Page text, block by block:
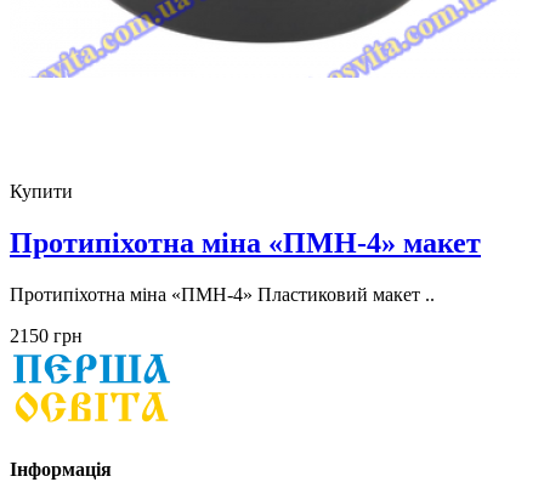
Купити
Протипіхотна міна «ПМН-4» макет
Протипіхотна міна «ПМН-4» Пластиковий макет ..
2150 грн
Інформація